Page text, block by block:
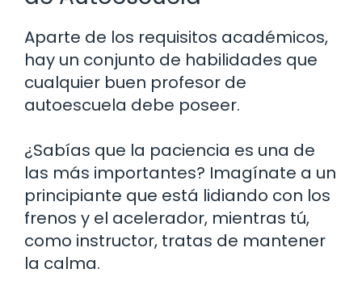
Aparte de los requisitos académicos,
hay un conjunto de habilidades que
cualquier buen profesor de
autoescuela debe poseer.
¿Sabías que la paciencia es una de
las más importantes? Imagínate a un
principiante que está lidiando con los
frenos y el acelerador, mientras tú,
como instructor, tratas de mantener
la calma.